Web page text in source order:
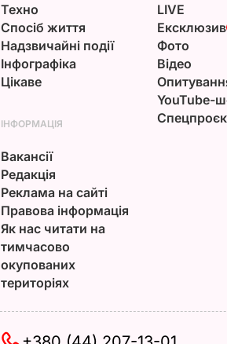
Техно
Спосіб життя
Надзвичайні події
Інфографіка
Цікаве
LIVE
Ексклюзив
Фото
Відео
YouTube-
ІНФОРМАЦІЯ
Вакансії
Редакція
Реклама на сайті
Правова інформація
Як нас читати на
тимчасово
окупованих
територіях